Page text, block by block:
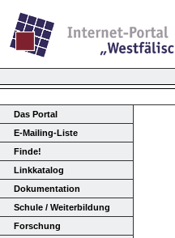
Das Portal
E-Mailing-Liste
Finde!
Linkkatalog
Dokumentation
Schule / Weiterbildung
Forschung